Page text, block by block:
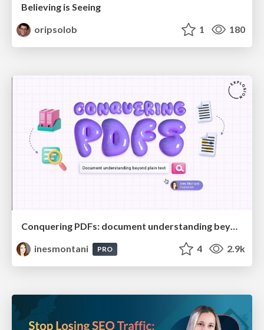
Believing is Seeing
oripsolob
1 180
Conquering PDFs: document understanding beyond plain text
inesmontani
PRO 4 2.9k